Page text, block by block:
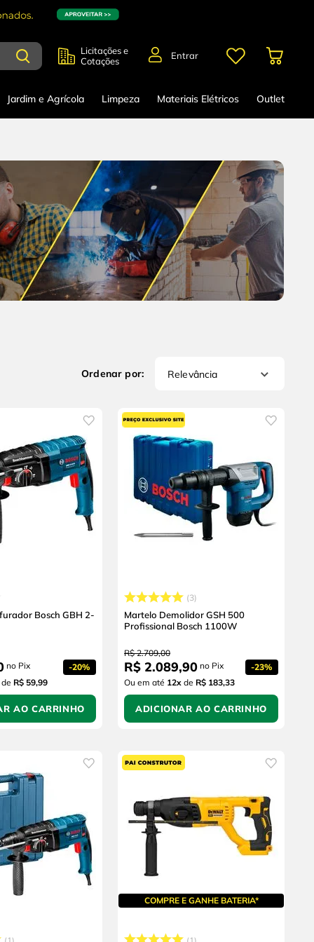
Licitações e
Cotações
Entrar
Jardim e Agrícola Limpeza Materiais Elétricos Outlet
Relevância
Bosch GBH 2-
no Pix -20%
de R$ 59,99
AO CARRINHO
3
Martelo Demolidor GSH 500
Profissional Bosch 1100W
R$ 2.709,00
R$ 2.089,90 no Pix -23%
Ou em até 12x de R$ 183,33
ADICIONAR AO CARRINHO
COMPRE E GANHE BATERIA*